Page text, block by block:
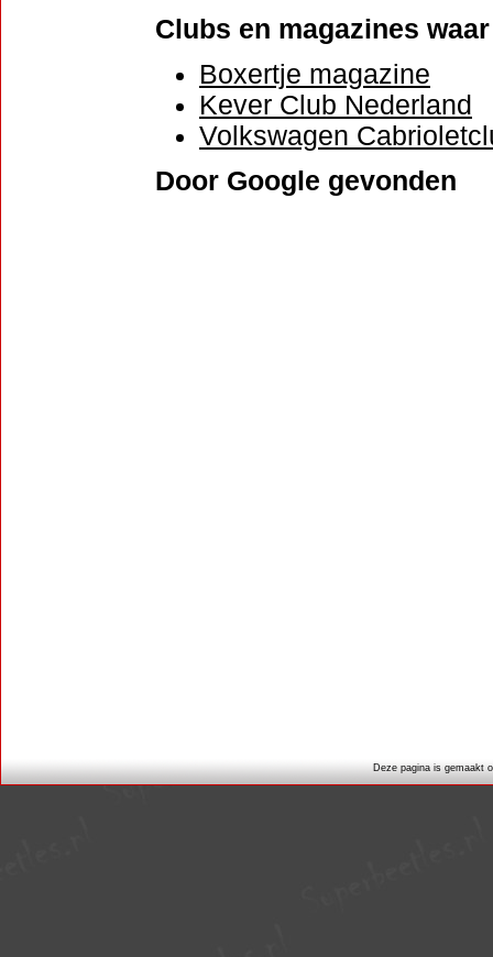
Clubs en magazines
Boxertje magazine
Kever Club Nederland
Volkswagen
Door Google gevonden
Deze pagina is gemaakt